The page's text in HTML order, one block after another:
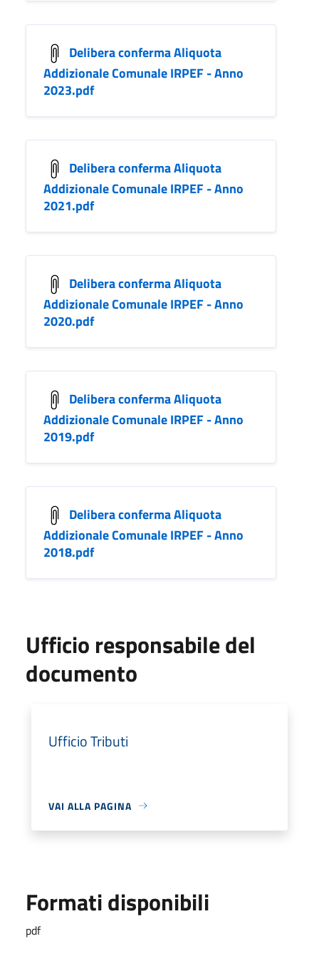
Delibera conferma Aliquota
Addizionale Comunale IRPEF - Anno
2023.pdf
Delibera conferma Aliquota
Addizionale Comunale IRPEF - Anno
2021.pdf
Delibera conferma Aliquota
Addizionale Comunale IRPEF - Anno
2020.pdf
Delibera conferma Aliquota
Addizionale Comunale IRPEF - Anno
2019.pdf
Delibera conferma Aliquota
Addizionale Comunale IRPEF - Anno
2018.pdf
Ufficio responsabile del
documento
Ufficio Tributi
VAI ALLA PAGINA
Formati disponibili
pdf